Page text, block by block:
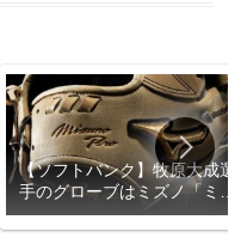
【ソフトバンク】牧原大成選
手のグローブはミズノ「ミズ
ノプロ」